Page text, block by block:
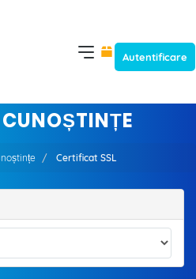
Autentificare
Certificat SSL